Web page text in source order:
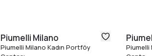
Piumelli Milano
Piumelli Milano Kadın Portföy
Piumelli